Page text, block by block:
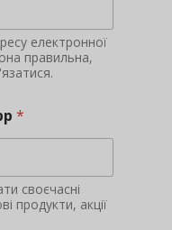
електронної
правильна,
*
своєчасні
продукти, акції